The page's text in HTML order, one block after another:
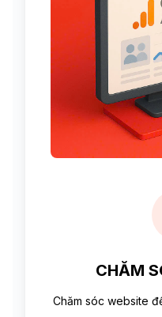
CHĂM
Chăm sóc website